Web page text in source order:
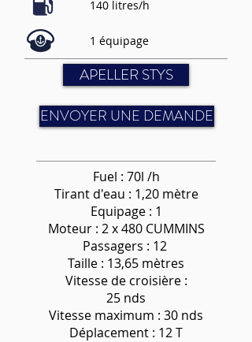
140 litres/h
1 équipage
APELLER STYS
ENVOYER UNE DEMANDE
Fuel : 70l /h
Tirant d'eau : 1,20 mètre
Equipage : 1
Moteur : 2 x 480 CUMMINS
Passagers : 12
Taille : 13,65 mètres
Vitesse de croisière :
25 nds
Vitesse maximum : 30 nds
Déplacement : 12 T